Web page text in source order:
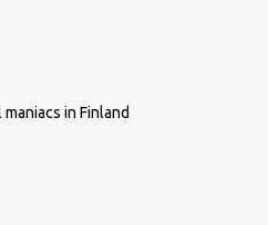
in Finland